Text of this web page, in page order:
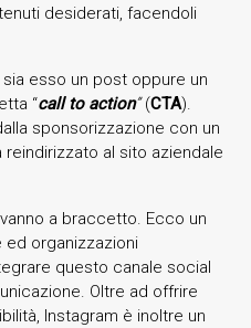
desiderati, facendoli
esso un post oppure un
“call to action”(CTA).
sponsorizzazione con un
reindirizzato al sito aziendale
a braccetto. Ecco un
organizzazioni
questo canale social
Oltre ad offrire
Instagram è inoltre un